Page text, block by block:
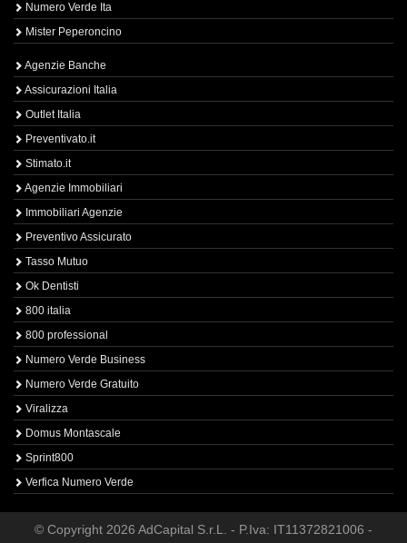
Numero Verde Ita
Mister Peperoncino
Agenzie Banche
Assicurazioni Italia
Outlet Italia
Preventivato.it
Stimato.it
Agenzie Immobiliari
Immobiliari Agenzie
Preventivo Assicurato
Tasso Mutuo
Ok Dentisti
800 italia
800 professional
Numero Verde Business
Numero Verde Gratuito
Viralizza
Domus Montascale
Sprint800
Verfica Numero Verde
© Copyright 2026 AdCapital S.r.L. - P.Iva: IT11372821006 -